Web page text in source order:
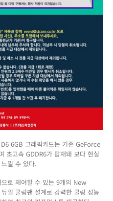
6GB 그래픽카드는 기존 GeForce
초고속 GDDR6가 탑재돼 보다 현실
낄 수 있다.
로 제어할 수 있는 9개의 New
얼 쿨링팬 설계로 강력한 쿨링 성능